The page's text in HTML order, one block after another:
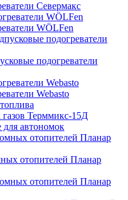
Севермакс
WÖLFen
подогреватели
Webasto
газов Терммикс-15Д
автономок
отопителей Планар